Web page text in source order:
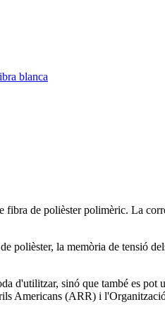
de polièster polimèric. La
polièster, la memòria de tensió
d'utilitzar, sinó que també es
Americans (ARR) i